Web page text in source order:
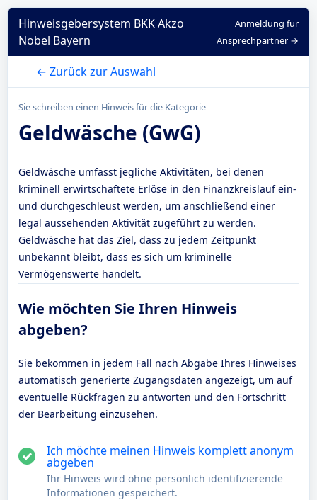
Hinweisgebersystem BKK Akzo
Nobel Bayern
Anmeldung für
Ansprechpartner →
← Zurück zur Auswahl
Sie schreiben einen Hinweis für die Kategorie
Geldwäsche (GwG)
Geldwäsche umfasst jegliche Aktivitäten, bei denen
kriminell erwirtschaftete Erlöse in den Finanzkreislauf ein-
und durchgeschleust werden, um anschließend einer
legal aussehenden Aktivität zugeführt zu werden.
Geldwäsche hat das Ziel, dass zu jedem Zeitpunkt
unbekannt bleibt, dass es sich um kriminelle
Vermögenswerte handelt.
Wie möchten Sie Ihren Hinweis
abgeben?
Sie bekommen in jedem Fall nach Abgabe Ihres Hinweises
automatisch generierte Zugangsdaten angezeigt, um auf
eventuelle Rückfragen zu antworten und den Fortschritt
der Bearbeitung einzusehen.
Ich möchte meinen Hinweis komplett anonym
abgeben
Ihr Hinweis wird ohne persönlich identifizierende
Informationen gespeichert.